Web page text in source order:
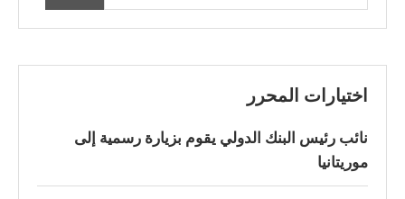
اختيارات المحرر
نائب رئيس البنك الدولي يقوم بزيارة رسمية إلى
موريتانيا